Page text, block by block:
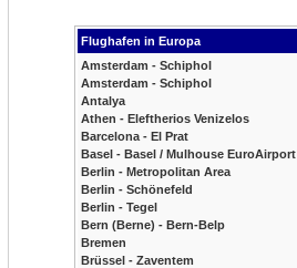
Flughafen in Europa
Amsterdam - Schiphol
Amsterdam - Schiphol
Antalya
Athen - Eleftherios Venizelos
Barcelona - El Prat
Basel - Basel / Mulhouse EuroAirport
Berlin - Metropolitan Area
Berlin - Schönefeld
Berlin - Tegel
Bern (Berne) - Bern-Belp
Bremen
Brüssel - Zaventem